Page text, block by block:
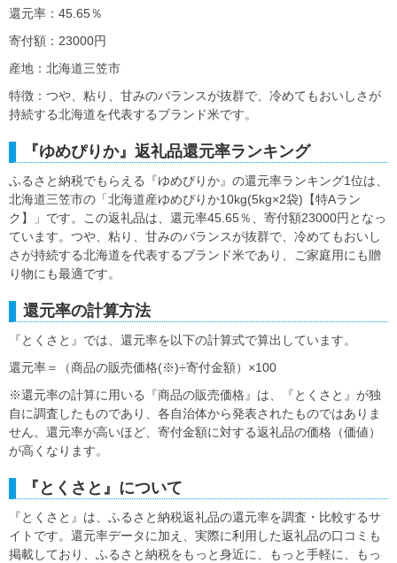
還元率：45.65％
寄付額：23000円
産地：北海道三笠市
特徴：つや、粘り、甘みのバランスが抜群で、冷めてもおいしさが
持続する北海道を代表するブランド米です。
『ゆめぴりか』返礼品還元率ランキング
ふるさと納税でもらえる『ゆめぴりか』の還元率ランキング1位は、
北海道三笠市の「北海道産ゆめぴりか10kg(5kg×2袋)【特Aラン
ク】」です。この返礼品は、還元率45.65％、寄付額23000円となっ
ています。つや、粘り、甘みのバランスが抜群で、冷めてもおいし
さが持続する北海道を代表するブランド米であり、ご家庭用にも贈
り物にも最適です。
還元率の計算方法
『とくさと』では、還元率を以下の計算式で算出しています。
還元率＝（商品の販売価格(※)÷寄付金額）×100
※還元率の計算に用いる『商品の販売価格』は、『とくさと』が独
自に調査したものであり、各自治体から発表されたものではありま
せん。還元率が高いほど、寄付金額に対する返礼品の価格（価値）
が高くなります。
『とくさと』について
『とくさと』は、ふるさと納税返礼品の還元率を調査・比較するサ
イトです。還元率データに加え、実際に利用した返礼品の口コミも
掲載しており、ふるさと納税をもっと身近に、もっと手軽に、もっ